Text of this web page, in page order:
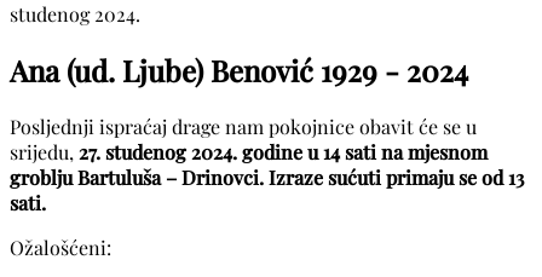
studenog 2024.
Ana (ud. Ljube) Benović 1929 - 2024
Posljednji ispraćaj drage nam pokojnice obavit će se u
srijedu, 27. studenog 2024. godine u 14 sati na mjesnom
groblju Bartuluša – Drinovci. Izraze sućuti primaju se od 13
sati.
Ožalošćeni: